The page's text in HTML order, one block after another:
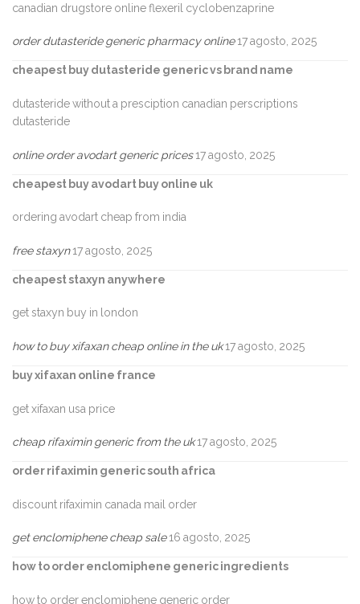
canadian drugstore online flexeril cyclobenzaprine
order dutasteride generic pharmacy online17 agosto, 2025
cheapest buy dutasteride generic vs brand name
dutasteride without a presciption canadian perscriptions
dutasteride
online order avodart generic prices17 agosto, 2025
cheapest buy avodart buy online uk
ordering avodart cheap from india
free staxyn17 agosto, 2025
cheapest staxyn anywhere
get staxyn buy in london
how to buy xifaxan cheap online in the uk17 agosto, 2025
buy xifaxan online france
get xifaxan usa price
cheap rifaximin generic from the uk17 agosto, 2025
order rifaximin generic south africa
discount rifaximin canada mail order
get enclomiphene cheap sale16 agosto, 2025
how to order enclomiphene generic ingredients
how to order enclomiphene generic order